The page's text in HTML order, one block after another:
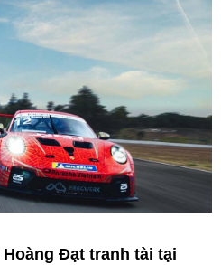
hiệu Đức.
Đạt tranh tài tại